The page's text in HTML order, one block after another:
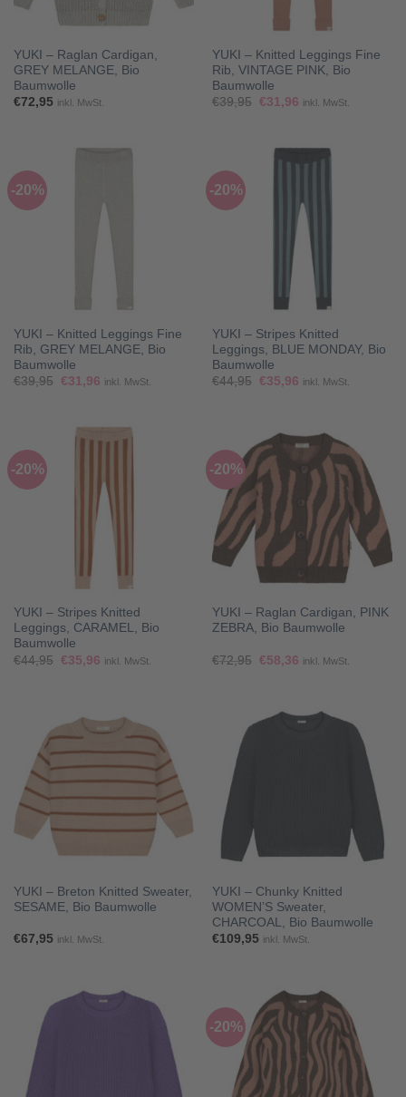
YUKI – Raglan Cardigan,
GREY MELANGE, Bio
Baumwolle
€72,95 inkl. MwSt.
YUKI – Knitted Leggings Fine
Rib, VINTAGE PINK, Bio
Baumwolle
€39,95 Ursprünglicher
€31,96Aktueller
inkl. MwSt.
-20%
YUKI – Knitted Leggings Fine
Rib, GREY MELANGE, Bio
Baumwolle
€39,95 Ursprünglicher
€31,96Aktueller
inkl. MwSt.
-20%
YUKI – Stripes Knitted
Leggings, BLUE MONDAY, Bio
Baumwolle
€44,95 Ursprünglicher
€35,96Aktueller
inkl. MwSt.
-20%
YUKI – Stripes Knitted
Leggings, CARAMEL, Bio
Baumwolle
€44,95 Ursprünglicher
Preis
€35,96Aktueller
inkl. MwSt.
-20%
YUKI – Raglan Cardigan, PINK
ZEBRA, Bio Baumwolle
€72,95 Ursprünglicher
Preis
€58,36Aktueller
inkl. MwSt.
YUKI – Breton Knitted Sweater,
SESAME, Bio Baumwolle
€67,95 inkl. MwSt.
YUKI – Chunky Knitted
WOMEN’S Sweater,
CHARCOAL, Bio Baumwolle
€109,95 inkl. MwSt.
-20%